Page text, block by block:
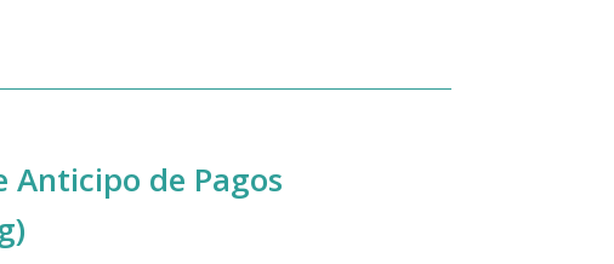
Anticipo de Pagos